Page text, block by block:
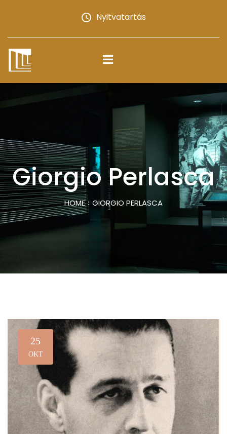
Nyitvatartás
Giorgio Perlasca
HOME GIORGIO PERLASCA
25
OKT